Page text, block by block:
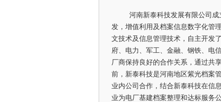
河南新泰科技发展有限公司
发，增值利用及档案信息数字化管
文技术及信息管理技术，自主开发
府、电力、军工、金融、钢铁、电
厂商保持良好的合作关系，通过共
前，新泰科技是河南地区紫光档案
业内公司合作，结合新泰科技在信
业为电厂基建档案整理和达标服务